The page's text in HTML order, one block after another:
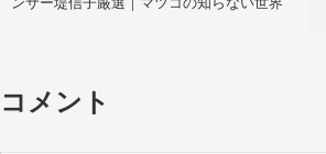
コメント